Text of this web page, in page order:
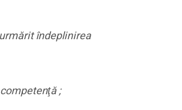
îndeplinirea
;